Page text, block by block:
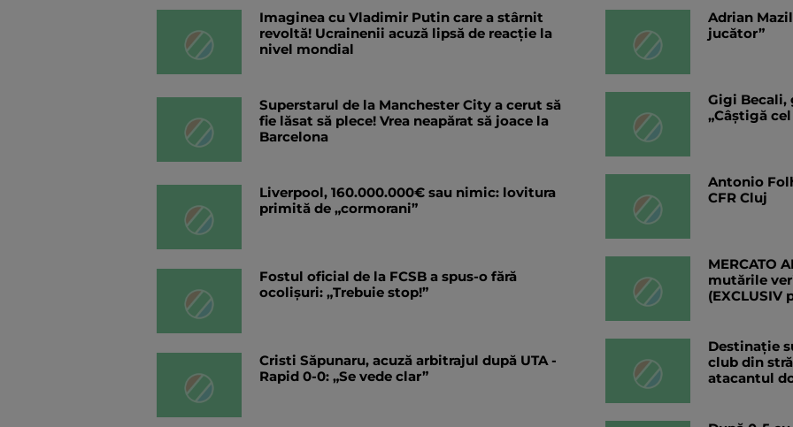
Imaginea cu Vladimir Putin care a stârnit
revoltă! Ucrainenii acuză lipsă de reacție la
nivel mondial
Superstarul de la Manchester City a cerut să
fie lăsat să plece! Vrea neapărat să joace la
Barcelona
Liverpool, 160.000.000€ sau nimic: lovitura
primită de „cormorani”
Fostul oficial de la FCSB a spus-o fără
ocolișuri: „Trebuie stop!”
Cristi Săpunaru, acuză arbitrajul după UTA -
Rapid 0-0: „Se vede clar”
Adrian
jucător”
Gigi Becali,
„Câștigă
Antonio
CFR Cluj
MERCATO
mutările
(EXCLUSIV
Destinație
club din
atacantul